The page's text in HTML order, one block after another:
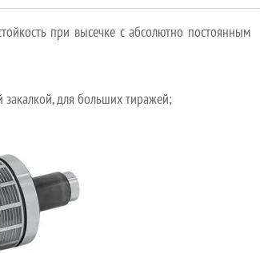
при высечке с абсолютно постоянным
закалкой, для больших тиражей;